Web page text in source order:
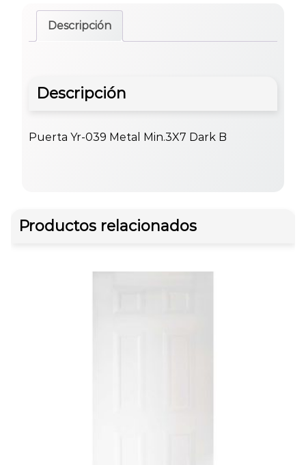
Descripción
Descripción
Puerta Yr-039 Metal Min.3X7 Dark B
Productos relacionados